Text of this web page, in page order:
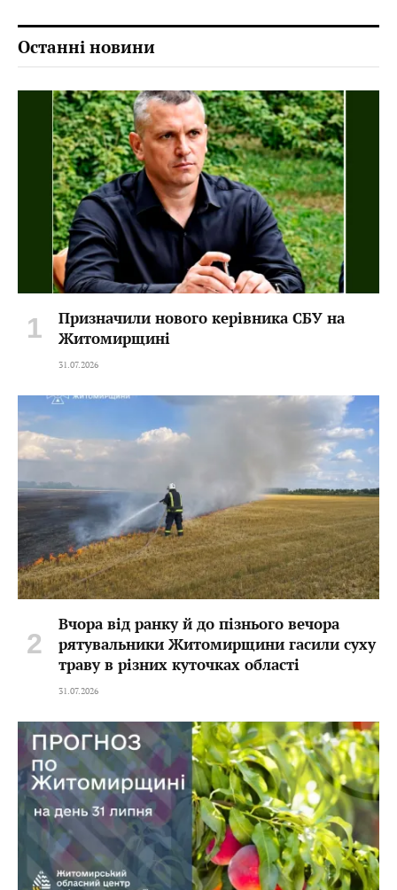
Останні новини
Призначили нового керівника СБУ на
Житомирщині
31.07.2026
Вчора від ранку й до пізнього вечора
рятувальники Житомирщини гасили суху
траву в різних куточках області
31.07.2026